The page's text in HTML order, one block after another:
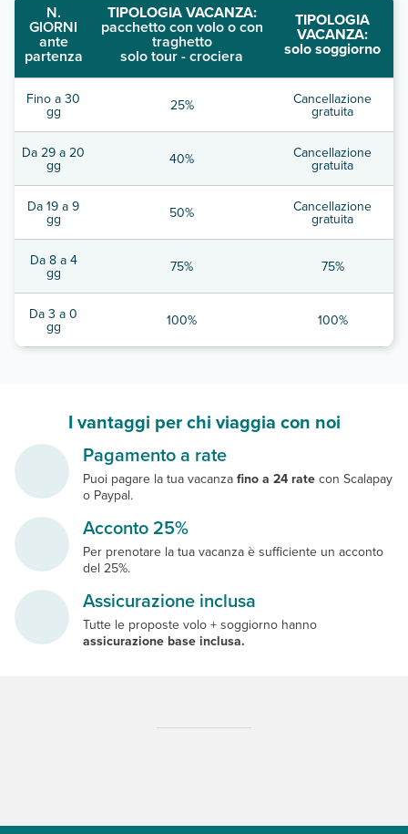
N.
GIORNI
ante
partenza
TIPOLOGIA VACANZA:
pacchetto con volo o con
traghetto
solo tour - crociera
TIPOLOGIA
VACANZA:
solo soggiorno
Fino a 30
gg 25% Cancellazione
gratuita
Da 29 a 20
gg 40% Cancellazione
gratuita
Da 19 a 9
gg 50% Cancellazione
gratuita
Da 8 a 4
gg 75% 75%
Da 3 a 0
gg 100% 100%
I vantaggi per chi viaggia con noi
Pagamento a rate
Puoi pagare la tua vacanza fino a 24 rate con Scalapay
o Paypal.
Acconto 25%
Per prenotare la tua vacanza è sufficiente un acconto
del 25%.
Assicurazione inclusa
Tutte le proposte volo + soggiorno hanno
assicurazione base inclusa.